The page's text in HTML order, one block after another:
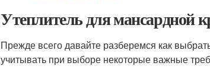
Утеплитель для мансардной
Прежде всего давайте разберемся как
учитывать при выборе некоторые важные